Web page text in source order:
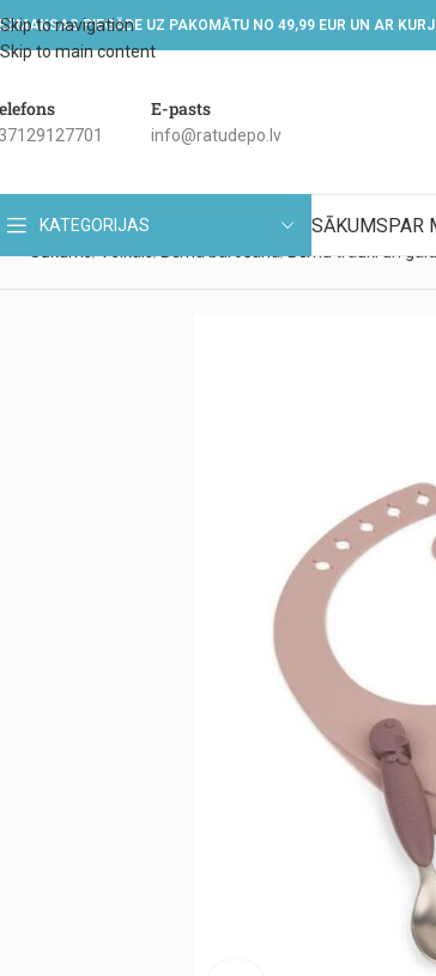
Skip to navigation
Skip to main content
PIEGĀDE UZ PAKOMĀTU NO 49,99 EUR UN AR
E-pasts
info@ratudepo.lv
KATEGORIJAS SĀKUMSPAR